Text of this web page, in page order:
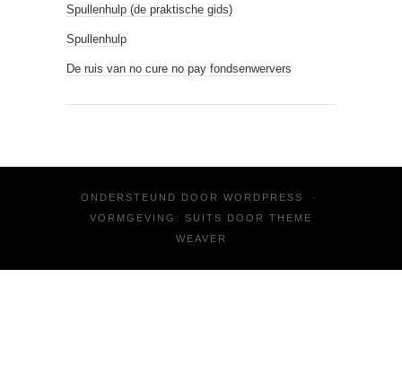
Spullenhulp (de praktische gids)
Spullenhulp
De ruis van no cure no pay fondsenwervers
ONDERSTEUND DOOR WORDPRESS
·
VORMGEVING: SUITS DOOR THEME
WEAVER